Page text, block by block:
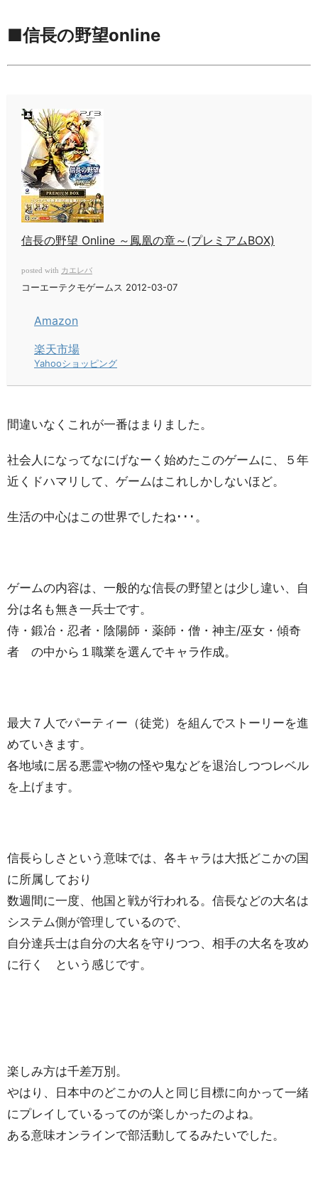
■信長の野望online
信長の野望 Online ～鳳凰の章～(プレミアムBOX)
posted with カエレバ
コーエーテクモゲームス 2012-03-07
Amazon
楽天市場
Yahooショッピング
間違いなくこれが一番はまりました。
社会人になってなにげなーく始めたこのゲームに、５年
近くドハマリして、ゲームはこれしかしないほど。
生活の中心はこの世界でしたね･･･。
ゲームの内容は、一般的な信長の野望とは少し違い、自
分は名も無き一兵士です。
侍・鍛冶・忍者・陰陽師・薬師・僧・神主/巫女・傾奇
者 の中から１職業を選んでキャラ作成。
最大７人でパーティー（徒党）を組んでストーリーを進
めていきます。
各地域に居る悪霊や物の怪や鬼などを退治しつつレベル
を上げます。
信長らしさという意味では、各キャラは大抵どこかの国
に所属しており
数週間に一度、他国と戦が行われる。信長などの大名は
システム側が管理しているので、
自分達兵士は自分の大名を守りつつ、相手の大名を攻め
に行く という感じです。
楽しみ方は千差万別。
やはり、日本中のどこかの人と同じ目標に向かって一緒
にプレイしているってのが楽しかったのよね。
ある意味オンラインで部活動してるみたいでした。